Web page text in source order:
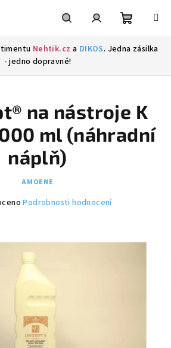
Nehtik.cz a DIKOS. Jedna zásilka
- jedno dopravné!
na nástroje K
ml (náhradní
náplň)
AMOENE
Podrobnosti hodnocení